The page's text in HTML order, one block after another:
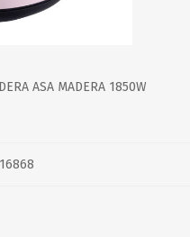
ASA MADERA 1850W